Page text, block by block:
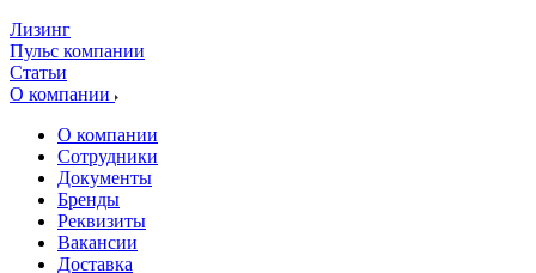
Лизинг
Пульс компании
Статьи
О компании
О компании
Сотрудники
Документы
Бренды
Реквизиты
Вакансии
Доставка